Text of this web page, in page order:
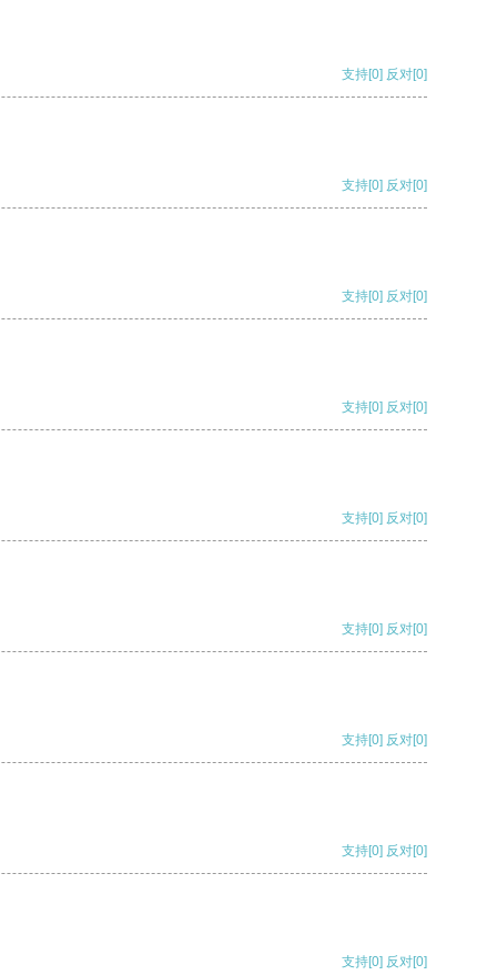
支持[0] 反对[0]
支持[0] 反对[0]
支持[0] 反对[0]
支持[0] 反对[0]
支持[0] 反对[0]
支持[0] 反对[0]
支持[0] 反对[0]
支持[0] 反对[0]
支持[0] 反对[0]